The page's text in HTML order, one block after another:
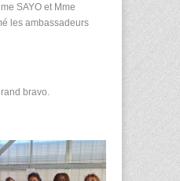
SAYO et Mme
les ambassadeurs
bravo.